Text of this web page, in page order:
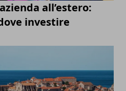
all’estero:
investire